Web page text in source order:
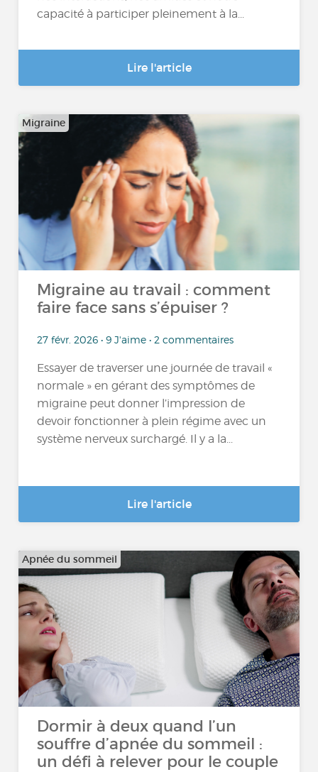
capacité à participer pleinement à la...
Lire l'article
Migraine
Migraine au travail : comment
faire face sans s’épuiser ?
27 févr. 2026 • 9 J'aime • 2 commentaires
Essayer de traverser une journée de travail «
normale » en gérant des symptômes de
migraine peut donner l’impression de
devoir fonctionner à plein régime avec un
système nerveux surchargé. Il y a la...
Lire l'article
Apnée du sommeil
Dormir à deux quand l’un
souffre d’apnée du sommeil :
un défi à relever pour le couple